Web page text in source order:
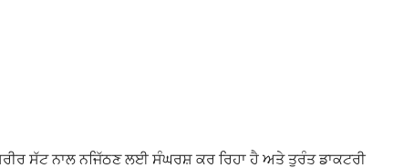
ਸੱਟ ਨਾਲ ਨਜਿੱਠਣ ਲਈ ਸੰਘਰਸ਼ ਕਰ ਰਿਹਾ ਹੈ ਅਤੇ ਤੁਰੰਤ ਡਾਕਟਰੀ